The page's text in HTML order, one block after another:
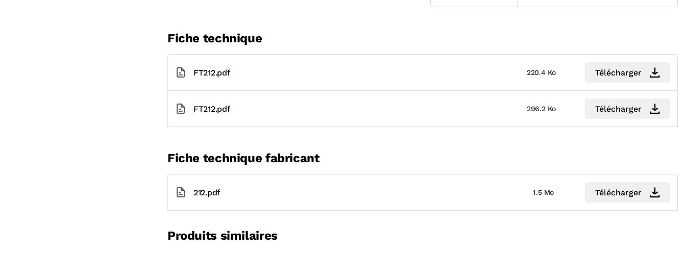
Fiche technique
FT212.pdf 220.4 Ko Télécharger
FT212.pdf 296.2 Ko Télécharger
Fiche technique fabricant
212.pdf 1.5 Mo Télécharger
Produits similaires